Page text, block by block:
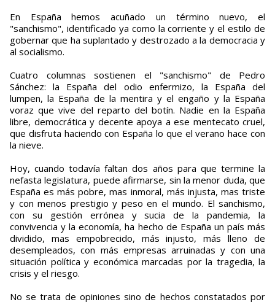
En España hemos acuñado un término nuevo, el
"sanchismo", identificado ya como la corriente y el estilo de
gobernar que ha suplantado y destrozado a la democracia y
al socialismo.
Cuatro columnas sostienen el "sanchismo" de Pedro
Sánchez: la España del odio enfermizo, la España del
lumpen, la España de la mentira y el engaño y la España
voraz que vive del reparto del botín. Nadie en la España
libre, democrática y decente apoya a ese mentecato cruel,
que disfruta haciendo con España lo que el verano hace con
la nieve.
Hoy, cuando todavía faltan dos años para que termine la
nefasta legislatura, puede afirmarse, sin la menor duda, que
España es más pobre, mas inmoral, más injusta, mas triste
y con menos prestigio y peso en el mundo. El sanchismo,
con su gestión errónea y sucia de la pandemia, la
convivencia y la economía, ha hecho de España un país más
dividido, mas empobrecido, más injusto, más lleno de
desempleados, con más empresas arruinadas y con una
situación política y económica marcadas por la tragedia, la
crisis y el riesgo.
No se trata de opiniones sino de hechos constatados por